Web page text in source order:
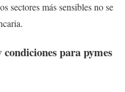
sectores más sensibles no se
para pymes